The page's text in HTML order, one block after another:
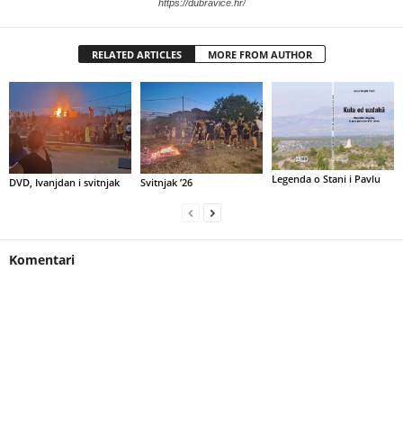
https://dubravice.hr/
RELATED ARTICLES MORE FROM AUTHOR
DVD, Ivanjdan i svitnjak Svitnjak ’26 Legenda o Stani i Pavlu
Komentari